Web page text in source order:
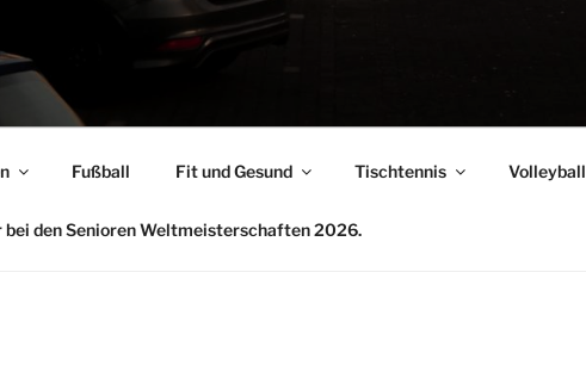
Fußball Fit und Gesund Tischtennis Volleyball
bei den Senioren Weltmeisterschaften 2026.